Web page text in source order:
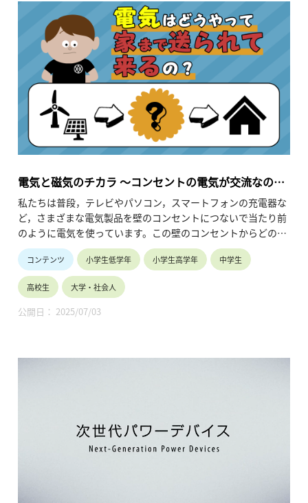
相談窓口の連絡先：「お問合せ」
https://renkei.iee.jp/9c74c00a470063e0ec6ec47eba409649
電気と磁気のチカラ ～コンセントの電気が交流なのは
なぜ？～
私たちは普段，テレビやパソコン，スマートフォンの充電器な
ど，さまざまな電気製品を壁のコンセントにつないで当たり前
のように電気を使っています。この壁のコンセントからどのよ
うな電気が来ているのでしょうか？ 答えは「交流」の電気で
す。電気には「直流」と「交流」があるのに，コンセントの電
気が交流なのはなぜなのでしょうか？遠くの発電所からはるば
る交流の電気が送られてくる秘密をいくつかの実験を通してみ
てみましょう。（6分34秒）
コンテンツ 小学生低学年 小学生高学年 中学生
高校生 大学・社会人
公開日： 2025/07/03